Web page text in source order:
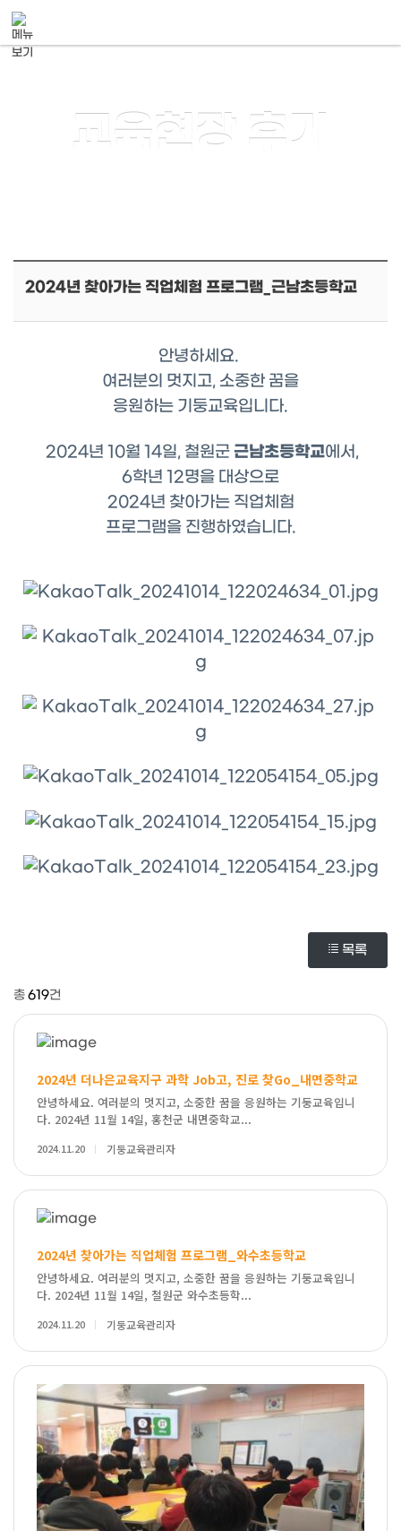
교육현장 후기
2024년 찾아가는 직업체험 프로그램_근남초등학교
안녕하세요.
여러분의 멋지고, 소중한 꿈을
응원하는 기둥교육입니다.
2024년 10월 14일, 철원군 근남초등학교에서,
6학년 12명을 대상으로
2024년 찾아가는 직업체험
프로그램을 진행하였습니다.
목록
총619건
2024년 더나은교육지구 과학 Job고, 진로 찾Go_내면중학교
안녕하세요. 여러분의 멋지고, 소중한 꿈을 응원하는 기둥교육입니
다. 2024년 11월 14일, 홍천군 내면중학교...
2024.11.20 기둥교육관리자
2024년 찾아가는 직업체험 프로그램_와수초등학교
안녕하세요. 여러분의 멋지고, 소중한 꿈을 응원하는 기둥교육입니
다. 2024년 11월 14일, 철원군 와수초등학...
2024.11.20 기둥교육관리자